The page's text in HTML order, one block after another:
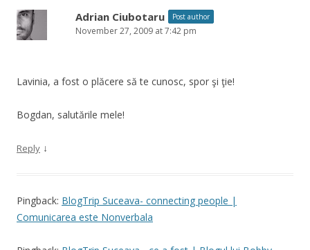
Adrian Ciubotaru Post author
November 27, 2009 at 7:42 pm
Lavinia, a fost o plăcere să te cunosc, spor şi ţie!
Bogdan, salutările mele!
Reply ↓
Pingback: BlogTrip Suceava- connecting people |
Comunicarea este Nonverbala